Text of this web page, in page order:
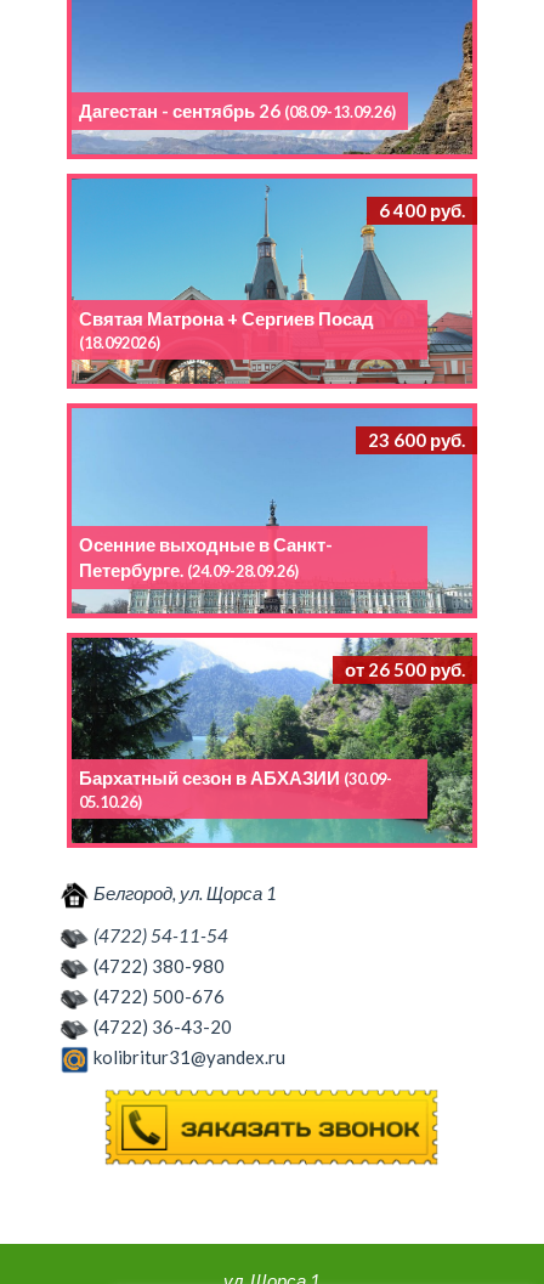
Дагестан - сентябрь 26 (08.09-13.09.26)
6 400 руб.
Святая Матрона + Сергиев Посад
(18.092026)
23 600 руб.
Осенние выходные в Санкт-
Петербурге. (24.09-28.09.26)
от 26 500 руб.
Бархатный сезон в АБХАЗИИ (30.09-
05.10.26)
Белгород, ул. Щорса 1
(4722) 54-11-54
(4722) 380-980
(4722) 500-676
(4722) 36-43-20
kolibritur31@yandex.ru